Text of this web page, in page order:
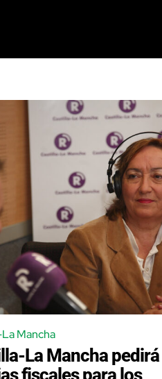
Mancha
La Mancha pedirá
fiscales para los